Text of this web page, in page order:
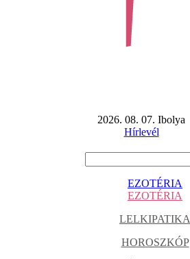
2026. 08. 07. Ibolya
Hírlevél
EZOTÉRIA
EZOTÉRIA
LELKIPATIKA
HOROSZKÓP